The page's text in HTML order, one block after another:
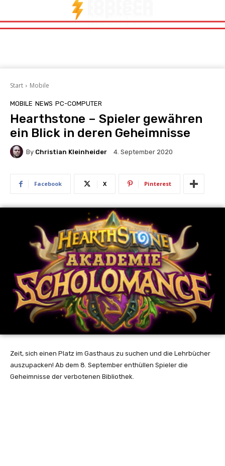
Start Mobile
MOBILE NEWS PC-COMPUTER
Hearthstone – Spieler gewähren
ein Blick in deren Geheimnisse
By Christian Kleinheider 4. September 2020
Facebook X Pinterest
Zeit, sich einen Platz im Gasthaus zu suchen und die Lehrbücher
auszupacken! Ab dem 8. September enthüllen Spieler die
Geheimnisse der verbotenen Bibliothek.